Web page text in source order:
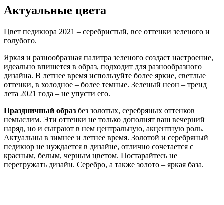
Актуальные цвета
Цвет педикюра 2021 – серебристый, все оттенки зеленого и
голубого.
Яркая и разнообразная палитра зеленого создаст настроение,
идеально впишется в образ, подходит для разнообразного
дизайна. В летнее время используйте более яркие, светлые
оттенки, в холодное – более темные. Зеленый неон – тренд
лета 2021 года – не упусти его.
Праздничный образ без золотых, серебряных оттенков
немыслим. Эти оттенки не только дополнят ваш вечерний
наряд, но и сыграют в нем центральную, акцентную роль.
Актуальны в зимнее и летнее время. Золотой и серебряный
педикюр не нуждается в дизайне, отлично сочетается с
красным, белым, черным цветом. Постарайтесь не
перегружать дизайн. Серебро, а также золото – яркая база.